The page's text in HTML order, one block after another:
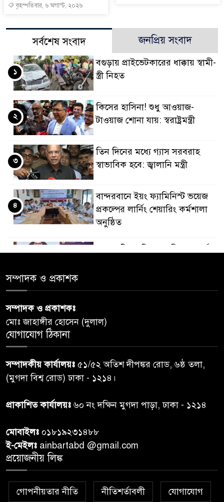
বৃহস্পতিবার, ৬ অগাস্ট, ২০২৬
সর্বশেষ সংবাদ জনপ্রিয় সংবাদ
বগুড়ায় প্রাইভেটকারের ধাক্কায় স্বামী-
স্ত্রী নিহত
১
কিসের হাসিনা! শুধু আওয়াজ-
টাওয়াজ শোনা যায়: স্বরাষ্ট্রমন্ত্রী
২
তিন দিনের মধ্যে গ্যাস সরবরাহ
স্বাভাবিক হবে: জ্বালানি মন্ত্রী
৩
বান্দরবানে ইয়ং ফ্যামিনিস্ট ভয়েজ
প্রকল্পের লার্নিং শেয়ারিং কর্মশালা
অনুষ্ঠিত
৪
পেশ
৬
তদন্ত শেষ পর্যায়ে, দ্রুত চার্জশিট
৭
রাতের মধ্যে ঢাকাসহ ১০ অঞ্চলে
ঝড়বৃষ্টির পূর্বাভাস
৮
প্রধানমন্ত্রীর সঙ্গে দেখা করে স্বপ্নপূরণ
উপহার
২০ আগস্ট রাষ্ট্রপতি নির্বাচন,
সম্পাদক ও প্রকাশক
সম্পাদক ও প্রকাশকঃ
মোঃ জাহাঙ্গীর হোসেন (দুলাল)
যোগাযোগ ঠিকানা
সম্পাদকীয় কার্যালয়ঃ ৫১/৫২ অতিশ দীপঙ্কর রোড, ৬ষ্ঠ তলা,
(মুগদা বিশ্ব রোড) ঢাকা - ১২১৪।
প্রাকাশিত কার্যালয়ঃ৬০ নং দক্ষিন মুগদা পাড়া, ঢাকা - ১২১৪
মোবাইলঃ ০১৮১৯২৩১৪৮৮
ই-মেইলঃ ainbartabd @gmail.com
প্রয়োজনীয় লিঙ্ক
গোপনীয়তার নীতি নীতিশর্তাবলী যোগাযোগ